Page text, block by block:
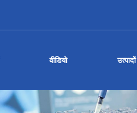
वीडियो उत्पादों